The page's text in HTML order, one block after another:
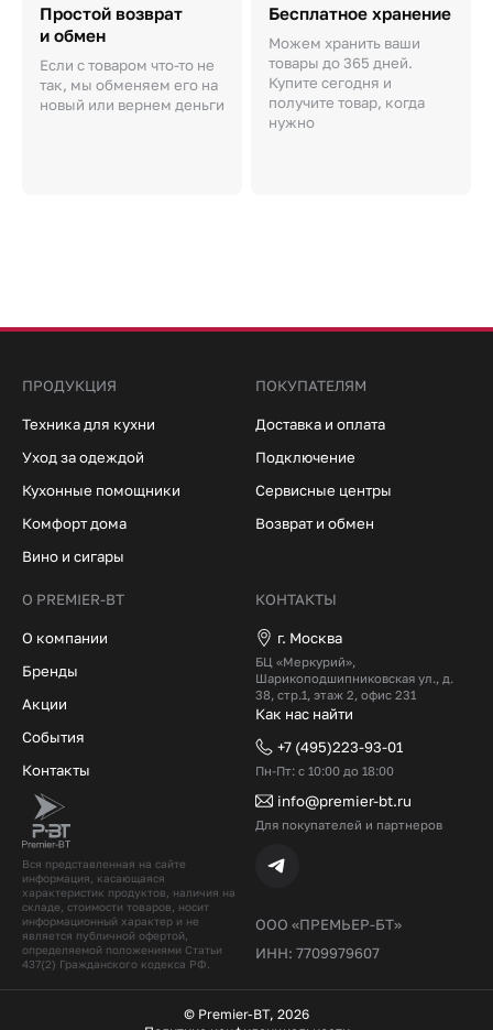
Простой возврат
и обмен
Если с товаром что-то не
так, мы обменяем его на
новый или вернем деньги
Бесплатное хранение
Можем хранить ваши
товары до 365 дней.
Купите сегодня и
получите товар, когда
нужно
Вся представленная на сайте
информация, касающаяся
характеристик продуктов, наличия на
складе, стоимости товаров, носит
информационный характер и не
является публичной офертой,
определяемой положениями Статьи
437(2) Гражданского кодекcа РФ.
ООО «ПРЕМЬЕР-БТ»
ИНН: 7709979607
ПРОДУКЦИЯ
Техника для кухни
Уход за одеждой
Кухонные помощники
Комфорт дома
Вино и сигары
ПОКУПАТЕЛЯМ
Доставка и оплата
Подключение
Сервисные центры
Возврат и обмен
О PREMIER-BT
О компании
Бренды
Акции
События
Контакты
КОНТАКТЫ
г. Москва
БЦ «Меркурий»,
Шарикоподшипниковская ул., д.
38, стр.1, этаж 2, офис 231
Как нас найти
+7 (495)223-93-01
Пн-Пт: с 10:00 до 18:00
info@premier-bt.ru
Для покупателей и партнеров
© Premier-BT, 2026